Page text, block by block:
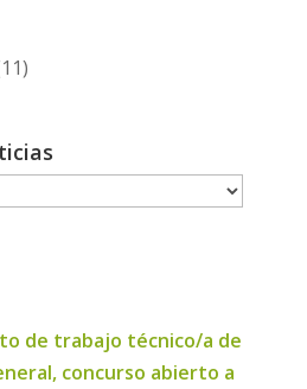
de trabajo técnico/a de
concurso abierto a